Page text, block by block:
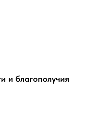
и благополучия